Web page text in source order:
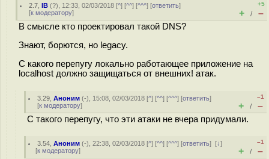
2.7 ,IB (?), 12:33, 02/03/2018 [^] [^^] [^^^] [ответить]
[к модератору]
+5
+ / –
В смысле кто проектировал такой DNS?
Знают, борются, но legacy.
С какого перепугу локально работающее приложение на
localhost должно защищаться от внешних! атак.
3.29 ,Аноним (-), 15:08, 02/03/2018 [^] [^^] [^^^] [ответить]
[к модератору]
–1
+ / –
С такого перепугу, что эти атаки не вчера придумали.
3.54 ,Аноним (-), 22:38, 02/03/2018 [^] [^^] [^^^] [ответить][↓]
[к модератору]
–1
+ / –